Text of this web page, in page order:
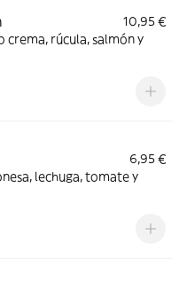
10,95 €
crema, rúcula, salmón y
6,95 €
lechuga, tomate y